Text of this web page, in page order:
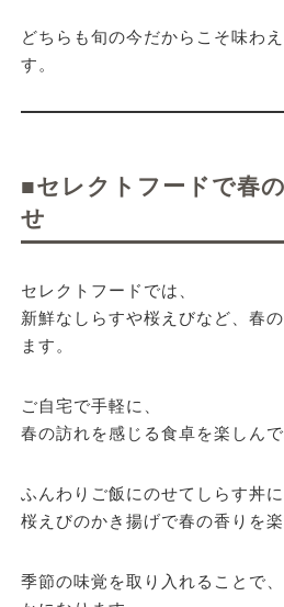
どちらも旬の今だからこそ味わ
す。
■セレクトフードで春
せ
セレクトフードでは、
新鮮なしらすや桜えびなど、春
ます。
ご自宅で手軽に、
春の訪れを感じる食卓を楽しん
ふんわりご飯にのせてしらす丼に
桜えびのかき揚げで春の香りを
季節の味覚を取り入れることで